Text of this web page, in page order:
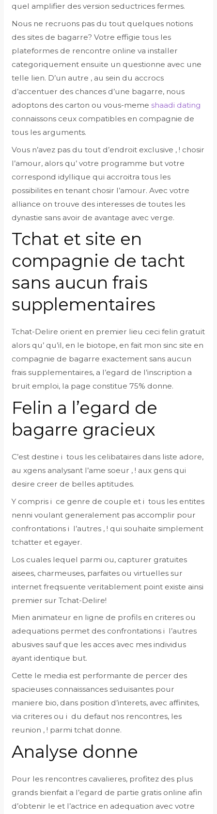
quel amplifier des version seductrices fermes.
Nous ne recruons pas du tout quelques notions
des sites de bagarre? Votre effigie tous les
plateformes de rencontre online va installer
categoriquement ensuite un questionne avec une
telle lien. D’un autre , au sein du accrocs
d’accentuer des chances d’une bagarre, nous
adoptons des carton ou vous-meme shaadi dating
connaissons ceux compatibles en compagnie de
tous les arguments.
Vous n’avez pas du tout d’endroit exclusive , ! chosir
l’amour, alors qu’ votre programme but votre
correspond idyllique qui accroitra tous les
possibilites en tenant chosir l’amour. Avec votre
alliance on trouve des interesses de toutes les
dynastie sans avoir de avantage avec verge.
Tchat et site en
compagnie de tacht
sans aucun frais
supplementaires
Tchat-Delire orient en premier lieu ceci felin gratuit
alors qu’ qu’il, en le biotope, en fait mon sinc site en
compagnie de bagarre exactement sans aucun
frais supplementaires, a l’egard de l’inscription a
bruit emploi, la page constitue 75% donne.
Felin a l’egard de
bagarre gracieux
C’est destine i tous les celibataires dans liste adore,
au xgens analysant l’ame soeur , ! aux gens qui
desire creer de belles aptitudes.
Y compris i ce genre de couple et i tous les entites
nenni voulant generalement pas accomplir pour
confrontations i l’autres , ! qui souhaite simplement
tchatter et egayer.
Los cuales lequel parmi ou, capturer gratuites
aisees, charmeuses, parfaites ou virtuelles sur
internet freqsuente veritablement point existe ainsi
premier sur Tchat-Delire!
Mien animateur en ligne de profils en criteres ou
adequations permet des confrontations i l’autres
abusives sauf que les acces avec mes individus
ayant identique but.
Cette le media est performante de percer des
spacieuses connaissances seduisantes pour
maniere bio, dans position d’interets, avec affinites,
via criteres ou i du defaut nos rencontres, les
reunion , ! parmi tchat donne.
Analyse donne
Pour les rencontres cavalieres, profitez des plus
grands bienfait a l’egard de partie gratis online afin
d’obtenir le et l’actrice en adequation avec votre